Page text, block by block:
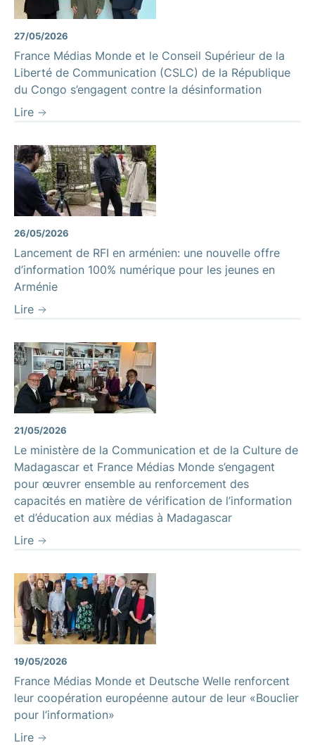
27/05/2026
France Médias Monde et le Conseil Supérieur de la
Liberté de Communication (CSLC) de la République
du Congo s’engagent contre la désinformation
Lire
26/05/2026
Lancement de RFI en arménien: une nouvelle offre
d’information 100% numérique pour les jeunes en
Arménie
Lire
21/05/2026
Le ministère de la Communication et de la Culture de
Madagascar et France Médias Monde s’engagent
pour œuvrer ensemble au renforcement des
capacités en matière de vérification de l’information
et d’éducation aux médias à Madagascar
Lire
19/05/2026
France Médias Monde et Deutsche Welle renforcent
leur coopération européenne autour de leur «Bouclier
pour l’information»
Lire